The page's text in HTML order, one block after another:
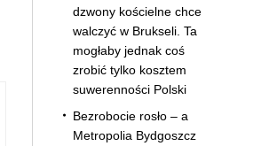
dzwony kościelne chce
walczyć w Brukseli. Ta
mogłaby jednak coś
zrobić tylko kosztem
suwerenności Polski
Bezrobocie rosło – a
Metropolia Bydgoszcz